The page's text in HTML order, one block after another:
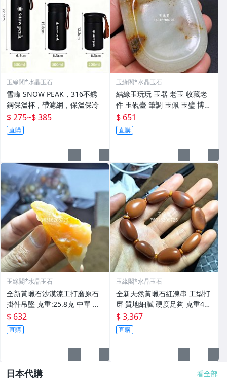
玉緣閣*水晶玉石
雪峰 SNOW PEAK，316不銹
鋼保溫杯，帶濾網，保溫保冷
$ 275~$ 385
直購
玉緣閣*水晶玉石
結緣玉玩玩 玉器 老玉 收藏老
件 玉硯臺 筆調 玉佩 玉璧 博擺
寶貝實 做工精細 精工細作 線
條流暢 有螭龍 瑞獸 邊刻如意
紋 玉質溫潤起光
$ 651
直購
玉緣閣*水晶玉石
全新黃蠟石沙漠漆工打磨原石
掛件吊墜 克重:25.8克 中單 照
片然光
$ 632
直購
玉緣閣*水晶玉石
全新天然黃蠟石紅凍串 工型打
磨 質地細膩 硬度足夠 克重44.
2克 照片然光 非
$ 3,367
直購
日本代購 看全部